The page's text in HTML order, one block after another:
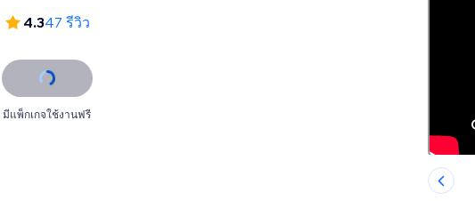
4.347 รีวิว
มีแพ็กเกจใช้งานฟรี